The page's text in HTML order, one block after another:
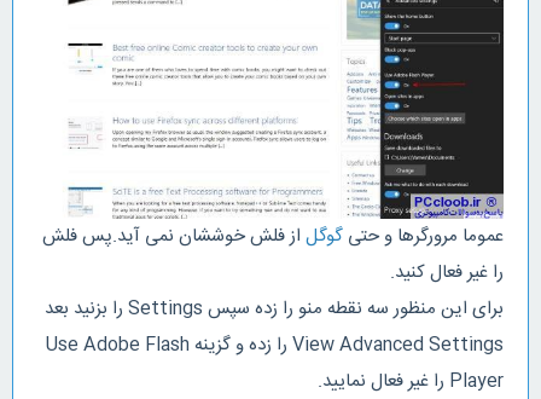
عموما مرورگرها و حتی گوگل از فلش خوششان نمی آید.پس فلش
را غیر فعال کنید.
برای این منظور سه نقطه منو را زده سپس Settings را بزنید بعد
View Advanced Settings را زده و گزینه Use Adobe Flash
Player را غیر فعال نمایید.